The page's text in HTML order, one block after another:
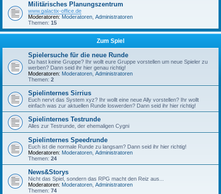
Militärisches Planungszentrum
www.galactix-office.de
Moderatoren: Moderatoren Administratoren
Themen: 15
Zum Spiel
Spielersuche für die neue Runde
Du hast keine Gruppe? Ihr wollt eure Gruppe vorstellen um neue Spieler zu
werben? Dann seid ihr hier genau richtig!
Moderatoren: Moderatoren Administratoren
Themen: 2
Spielinternes Sirrius
Euch nervt das System xyz? Ihr wollt eine neue Ally vorstellen? Ihr wollt
einfach was zur aktuellen Runde loswerden? Dann seid ihr hier richtig!
Spielinternes Testrunde
Alles zur Testrunde, der ehemaligen Cygni
Spielinternes Speedrunde
Euch ist die normale Runde zu langsam? Dann seid ihr hier richtig!
Moderatoren: Moderatoren Administratoren
Themen: 24
News&Storys
Nicht das Spiel, sondern das RPG macht den Reiz aus...
Moderatoren: Moderatoren Administratoren
Themen: 74